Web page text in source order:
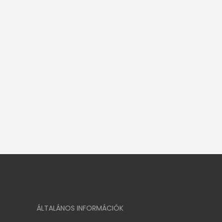
ÁLTALÁNOS INFORMÁCIÓK